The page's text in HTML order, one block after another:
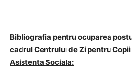
Bibliografia pentru ocuparea
cadrul Centrului de Zi pentru
Asistenta Sociala: